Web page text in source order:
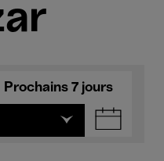
Prochains 7 jours